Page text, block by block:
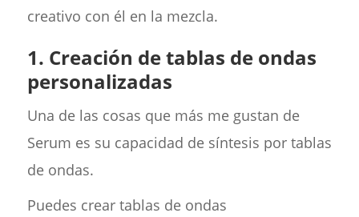
creativo con él en la mezcla.
1. Creación de tablas de ondas
personalizadas
Una de las cosas que más me gustan de
Serum es su capacidad de síntesis por tablas
de ondas.
Puedes crear tablas de ondas